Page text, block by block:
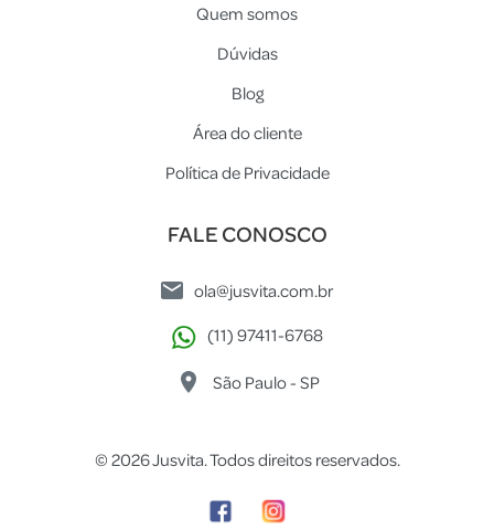
Quem somos
Dúvidas
Blog
Área do cliente
Política de Privacidade
FALE CONOSCO
ola@jusvita.com.br
(11) 97411-6768
São Paulo - SP
© 2026 Jusvita. Todos direitos reservados.